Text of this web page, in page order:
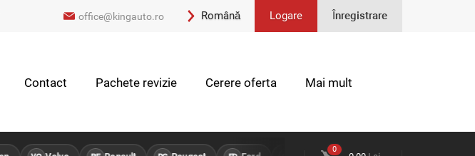
office@kingauto.ro Română Logare Înregistrare
Contact Pachete revizie Cerere oferta Mai mult
0